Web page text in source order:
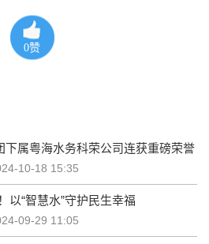
0赞
下属粤海水务科荣公司连获重磅荣誉
10-18 15:35
以“智慧水”守护民生幸福
09-29 11:05